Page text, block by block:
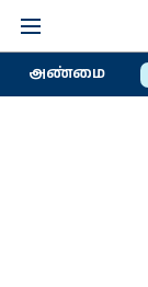
அண்மை